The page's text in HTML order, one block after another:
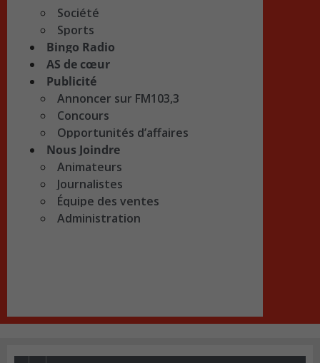
Société
Sports
Bingo Radio
AS de cœur
Publicité
Annoncer sur FM103,3
Concours
Opportunités d’affaires
Nous Joindre
Animateurs
Journalistes
Équipe des ventes
Administration